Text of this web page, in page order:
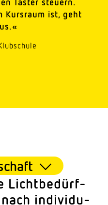
Kursraum ist, geht
Licht­be­dürf­
indi­vi­du­